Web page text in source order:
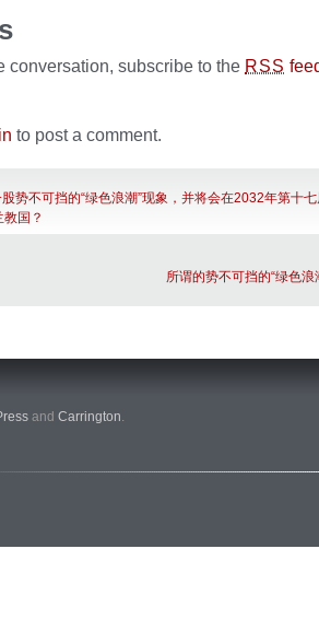
conversation, subscribe to the RSS
to post a comment.
势不可挡的“绿色浪潮”现象，并将会在2032年第十
国？
所谓的势不可挡的“绿色浪
and Carrington.